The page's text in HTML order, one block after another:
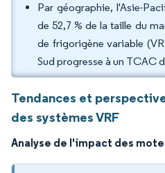
Par géographie, l'Asie-
de 52,7 % de la taille du
de frigorigène variable
Sud progresse à un TCAC
Tendances et
des systèmes VRF
Analyse de l'impact des